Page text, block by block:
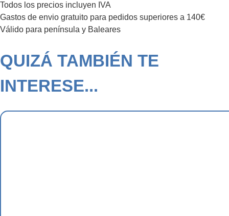
Todos los precios incluyen IVA
Gastos de envio gratuito para pedidos superiores a 140€
Válido para península y Baleares
QUIZÁ TAMBIÉN TE
INTERESE...